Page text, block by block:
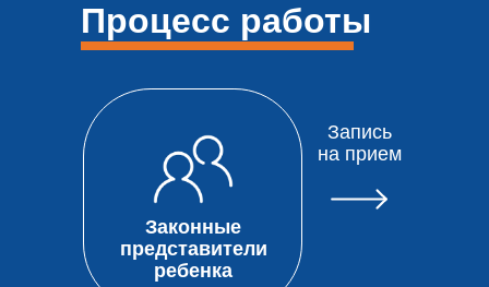
Процесс работы
Законные
представители
ребенка
Запись
на прием